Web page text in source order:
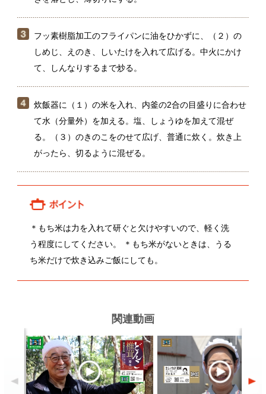
炊飯器に（１）の米を入れ、内釜の2合の目盛りに合わせ
て水（分量外）を加える。塩、しょうゆを加えて混ぜ
る。（３）のきのこをのせて広げ、普通に炊く。炊き上
＊もち米は力を入れて研ぐと欠けやすいので、軽く洗
う程度にしてください。 ＊もち米がないときは、うる
ち米だけで炊き込みご飯にしても。
関連レシピ